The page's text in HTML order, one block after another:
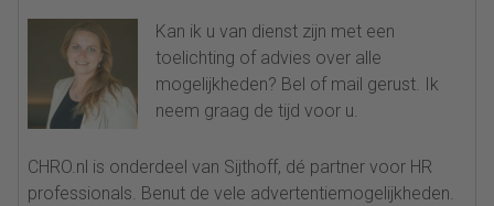
Kan ik u van dienst zijn met een
toelichting of advies over alle
mogelijkheden? Bel of mail gerust. Ik
neem graag de tijd voor u.
CHRO.nl is onderdeel van Sijthoff, dé partner voor HR
professionals. Benut de vele advertentiemogelijkheden.